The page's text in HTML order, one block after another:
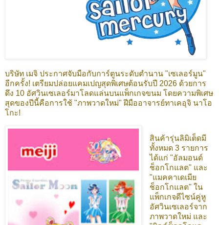
บริษัท เมจิ ประกาศจับมือกับการ์ตูนระดับตำนาน "เซเลอร์มูน"
อีกครั้ง! เตรียมปล่อยแคมเปญสุดพิเศษต้อนรับปี 2026 ด้วยการ
ดึง 10 อัศวินเซเลอร์มาโลดแล่นบนแพ็กเกจขนม โดยความพิเศษ
สุดของปีนี้คือการใช้ "ภาพวาดใหม่" ฝีมืออาจารย์ทาเคอุจิ นาโอ
โกะ!
สินค้ารุ่นลิมิเต็ดมี
ทั้งหมด 3 รายการ
ได้แก่ "อัลมอนด์
ช็อกโกแลต" และ
"แมคคาเดเมีย
ช็อกโกแลต" ใน
แพ็กเกจดีไซน์คู่หู
อัศวินเซเลอร์จาก
ภาพวาดใหม่ และ